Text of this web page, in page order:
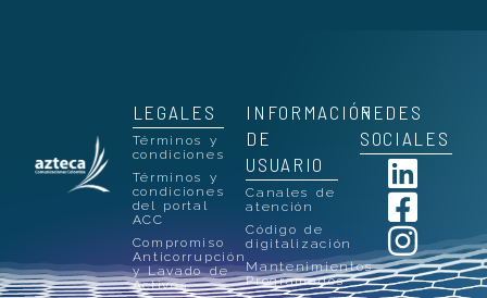
LEGALES
Términos y
condiciones
Términos y
condiciones
del portal
ACC
Compromiso
Anticorrupción
y Lavado de
Activos
INFORMACIÓN
DE
USUARIO
Canales de
atención
Código de
digitalización
Mantenimientos
Programados
REDES
SOCIALES